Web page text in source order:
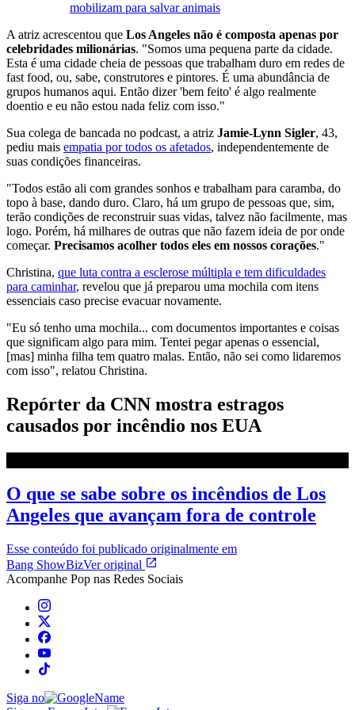
mobilizam para salvar animais
A atriz acrescentou que Los Angeles não é composta apenas por
celebridades milionárias. "Somos uma pequena parte da cidade.
Esta é uma cidade cheia de pessoas que trabalham duro em redes de
fast food, ou, sabe, construtores e pintores. É uma abundância de
grupos humanos aqui. Então dizer 'bem feito' é algo realmente
doentio e eu não estou nada feliz com isso."
Sua colega de bancada no podcast, a atriz Jamie-Lynn Sigler, 43,
pediu mais empatia por todos os afetados, independentemente de
suas condições financeiras.
"Todos estão ali com grandes sonhos e trabalham para caramba, do
topo à base, dando duro. Claro, há um grupo de pessoas que, sim,
terão condições de reconstruir suas vidas, talvez não facilmente, mas
logo. Porém, há milhares de outras que não fazem ideia de por onde
começar. Precisamos acolher todos eles em nossos corações."
Christina, que luta contra a esclerose múltipla e tem dificuldades
para caminhar, revelou que já preparou uma mochila com itens
essenciais caso precise evacuar novamente.
"Eu só tenho uma mochila... com documentos importantes e coisas
que significam algo para mim. Tentei pegar apenas o essencial,
[mas] minha filha tem quatro malas. Então, não sei como lidaremos
com isso", relatou Christina.
Repórter da CNN mostra estragos
causados por incêndio nos EUA
O que se sabe sobre os incêndios de Los
Angeles que avançam fora de controle
Esse conteúdo foi publicado originalmente em
Bang ShowBizVer original
Acompanhe Pop nas Redes Sociais
Siga no